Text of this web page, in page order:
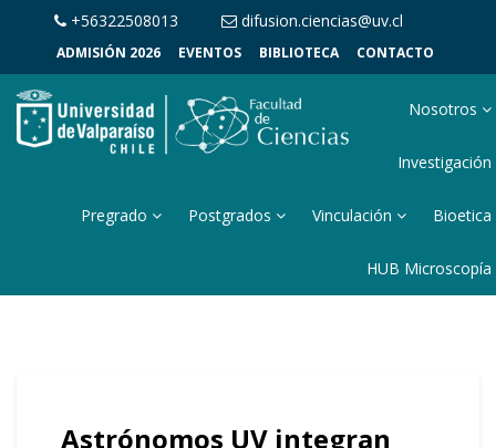
+56322508013 difusion.ciencias@uv.cl
ADMISIÓN 2026 EVENTOS BIBLIOTECA CONTACTO
Nosotros
Investigación
Pregrado Postgrados Vinculación Bioetica
HUB Microscopía
Astrónomos UV integran